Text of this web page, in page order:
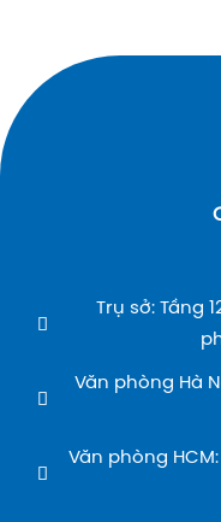
Trụ sở: Tầng
Văn phòng Hà
Văn phòng